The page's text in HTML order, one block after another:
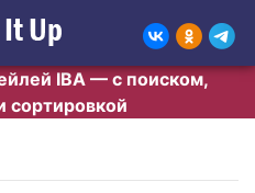
IBA — с поиском,
сортировкой